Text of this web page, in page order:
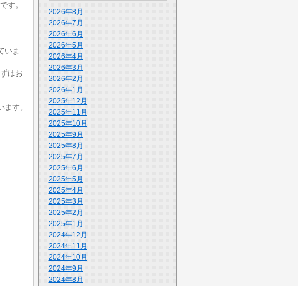
2026年8月
2026年7月
2026年6月
2026年5月
2026年4月
2026年3月
2026年2月
2026年1月
2025年12月
2025年11月
2025年10月
2025年9月
2025年8月
2025年7月
2025年6月
2025年5月
2025年4月
2025年3月
2025年2月
2025年1月
2024年12月
2024年11月
2024年10月
2024年9月
2024年8月
す。
いま
はお
す。